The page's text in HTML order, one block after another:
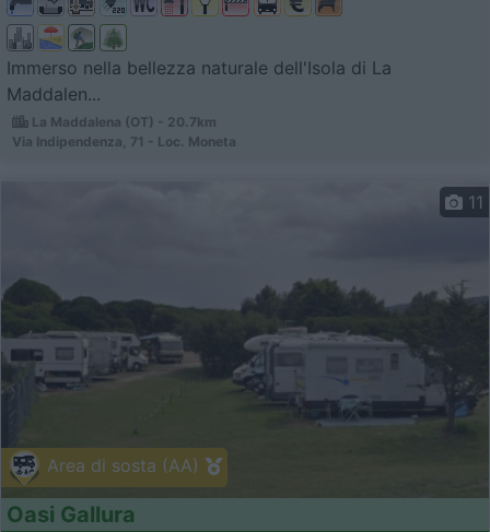
Immerso nella bellezza naturale dell'Isola di La
Maddalen...
La Maddalena (OT) - 20.7km
Via Indipendenza, 71 - Loc. Moneta
Area di sosta (AA)
11
Oasi Gallura